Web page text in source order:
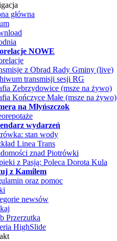
główna
NOWE
z Obrad Rady Gminy (live)
transmisji sesji RG
Zebrzydowice (msze na żywo)
Kończyce Małe (msze na żywo)
na Młyńszczok
wydarzeń
stan wody
Linea Trans
znad Piotrówki
z Pasją: Poleca Dorota Kula
z Kamilem
oraz pomoc
newsów
Przerzutka
HighSlide